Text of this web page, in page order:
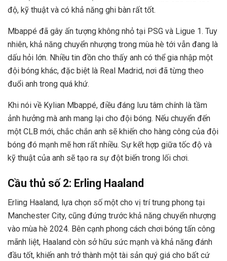
độ, kỹ thuật và có khả năng ghi bàn rất tốt.
Mbappé đã gây ấn tượng không nhỏ tại PSG và Ligue 1. Tuy
nhiên, khả năng chuyển nhượng trong mùa hè tới vẫn đang là
dấu hỏi lớn. Nhiều tin đồn cho thấy anh có thể gia nhập một
đội bóng khác, đặc biệt là Real Madrid, nơi đã từng theo
đuổi anh trong quá khứ.
Khi nói về Kylian Mbappé, điều đáng lưu tâm chính là tầm
ảnh hưởng mà anh mang lại cho đội bóng. Nếu chuyển đến
một CLB mới, chắc chắn anh sẽ khiến cho hàng công của đội
bóng đó mạnh mẽ hơn rất nhiều. Sự kết hợp giữa tốc độ và
kỹ thuật của anh sẽ tạo ra sự đột biến trong lối chơi.
Cầu thủ số 2: Erling Haaland
Erling Haaland, lựa chọn số một cho vị trí trung phong tại
Manchester City, cũng đứng trước khả năng chuyển nhượng
vào mùa hè 2024. Bên cạnh phong cách chơi bóng tấn công
mãnh liệt, Haaland còn sở hữu sức mạnh và khả năng đánh
đầu tốt, khiến anh trở thành một tài sản quý giá cho bất cứ